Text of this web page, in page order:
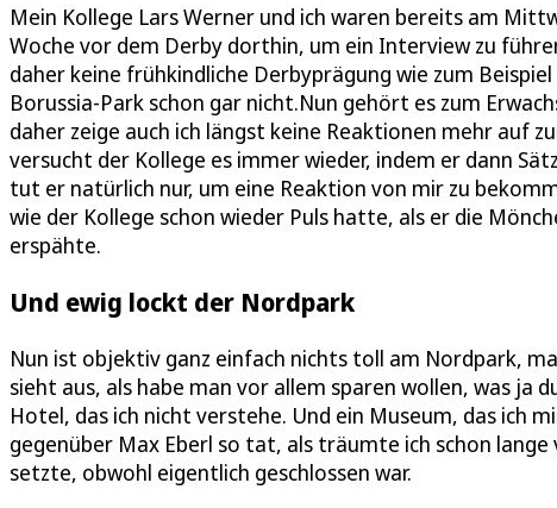
Mein Kollege Lars Werner und ich waren bereits am
Woche vor dem Derby dorthin, um ein Interview zu
daher keine frühkindliche Derbyprägung wie zum
Borussia-Park schon gar nicht.Nun gehört es zum
daher zeige auch ich längst keine Reaktionen mehr auf
versucht der Kollege es immer wieder, indem er dann
tut er natürlich nur, um eine Reaktion von mir zu
wie der Kollege schon wieder Puls hatte, als er die
erspähte.
Und ewig lockt der Nordpark
Nun ist objektiv ganz einfach nichts toll am Nordpark,
sieht aus, als habe man vor allem sparen wollen, was ja
Hotel, das ich nicht verstehe. Und ein Museum, das ich
gegenüber Max Eberl so tat, als träumte ich schon
setzte, obwohl eigentlich geschlossen war.